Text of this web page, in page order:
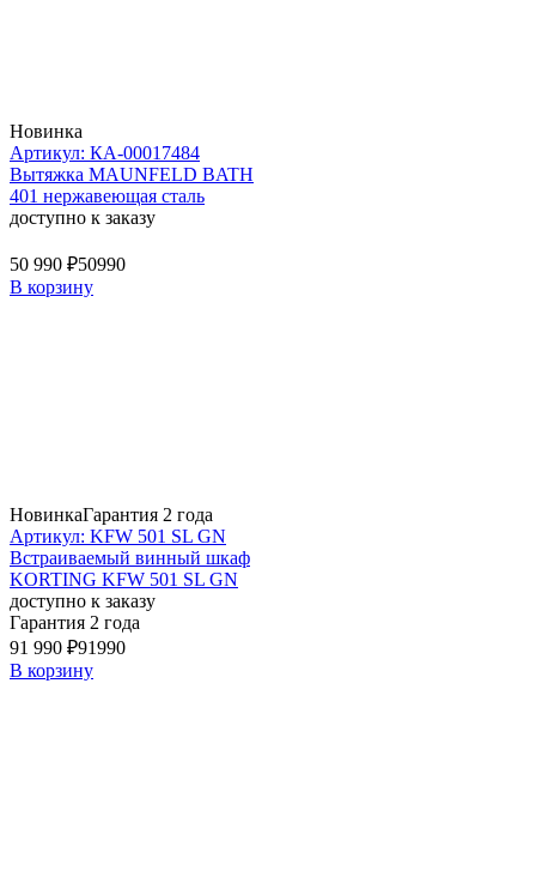
Новинка
Артикул: КА-00017484
Вытяжка MAUNFELD BATH
401 нержавеющая сталь
доступно к заказу
50 990 ₽50990
В корзину
НовинкаГарантия 2 года
Артикул: KFW 501 SL GN
Встраиваемый винный шкаф
KORTING KFW 501 SL GN
доступно к заказу
Гарантия 2 года
91 990 ₽91990
В корзину